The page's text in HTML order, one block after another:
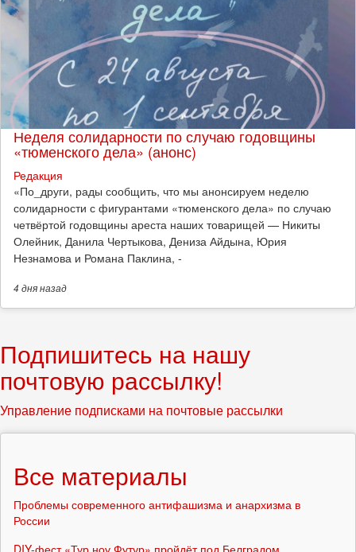
Неделя солидарности по случаю годовщины
«тюменского дела» (анонс)
Редакция
​«По_други, рады сообщить, что мы анонсируем неделю
солидарности с фигурантами «тюменского дела» по случаю
четвёртой годовщины ареста наших товарищей — Никиты
Олейник, Данила Чертыкова, Дениза Айдына, Юрия
Незнамова и Романа Паклина, -
4 дняназад
Подпишитесь на нашу
почтовую рассылку!
Управление подписками на почтовые рассылки
Все материалы
Проблемы современного антифашизма и анархизма в
России